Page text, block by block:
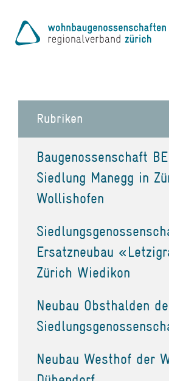
Rubriken
Baugenossenschaft
Siedlung Manegg in
Wollishofen
Ersatzneubau
Zürich Wiedikon
Neubau Obsthalden
Neubau Westhof der